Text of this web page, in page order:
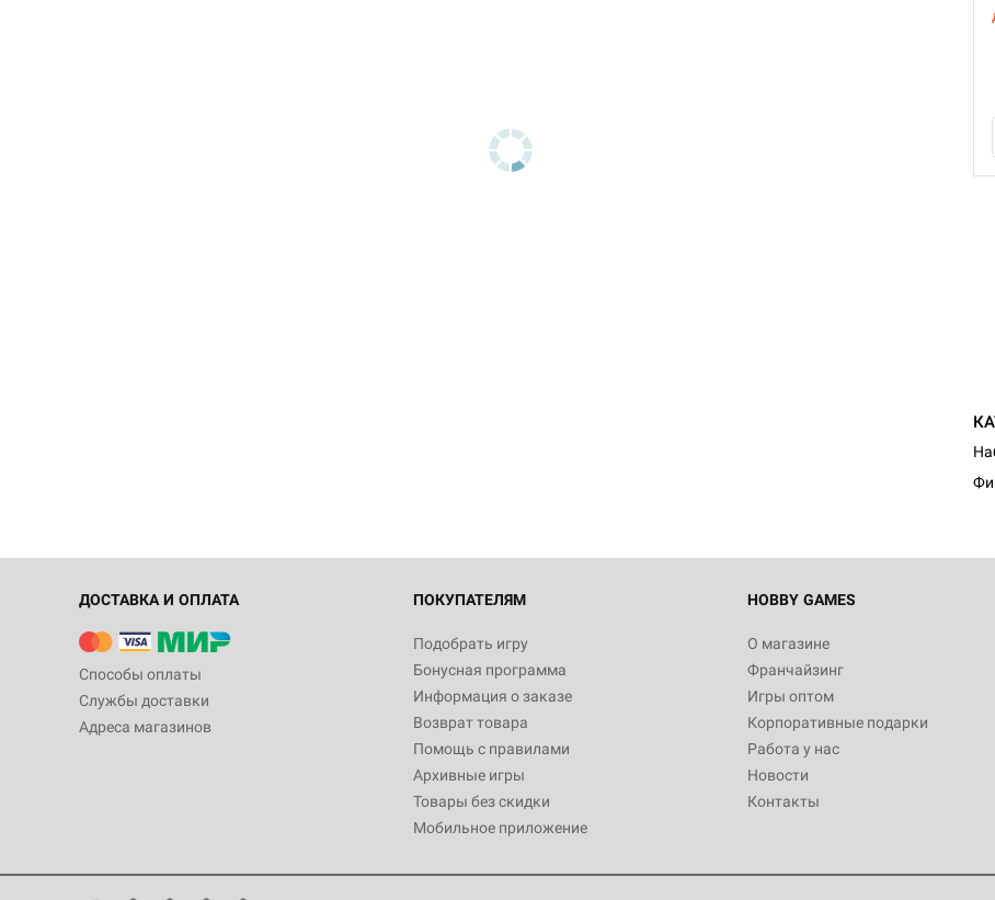
ДОСТАВКА И ОПЛАТА
Способы оплаты
Службы доставки
Адреса магазинов
ПОКУПАТЕЛЯМ
Подобрать игру
Бонусная программа
Информация о заказе
Возврат товара
Помощь с правилами
Архивные игры
Товары без скидки
Мобильное приложение
HOBBY GAMES
О магазине
Франчайзинг
Игры оптом
Корпоративные подарки
Работа у нас
Новости
Контакты